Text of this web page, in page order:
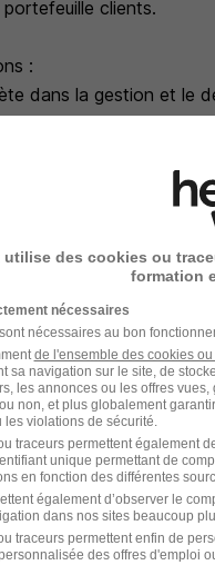
clients.
:
dans la gestion et le
: vous gérez votre
directement liée à
et sociale grâce à la
produits et
rapide selon vos
national et d'une
expertise et
:
et tenace.
développer au sein
utilise des cookies ou
formation
nécessaires
nécessaires au bon
de l'ensemble des cookies ou
sa navigation sur le site, de
les annonces ou les offres
non, et plus globalement
violations de sécurité.
traceurs permettent également
unique permettant de
en fonction des différentes
également d’observer le
dans nos sites beaucoup
traceurs permettent enfin de
des offres d'emploi